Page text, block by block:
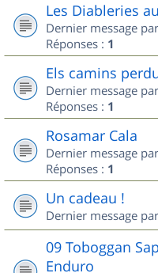
Les Diableries
Dernier message par
Réponses : 1
Els camins
Dernier message par
Réponses : 1
Rosamar Cala
Dernier message par
Réponses : 1
Un cadeau !
Dernier message par
09 Toboggan
Enduro